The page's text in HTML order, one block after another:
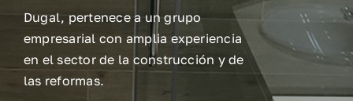
Dugal, pertenece a un grupo
empresarial con amplia experiencia
en el sector de la construcción y de
las reformas.